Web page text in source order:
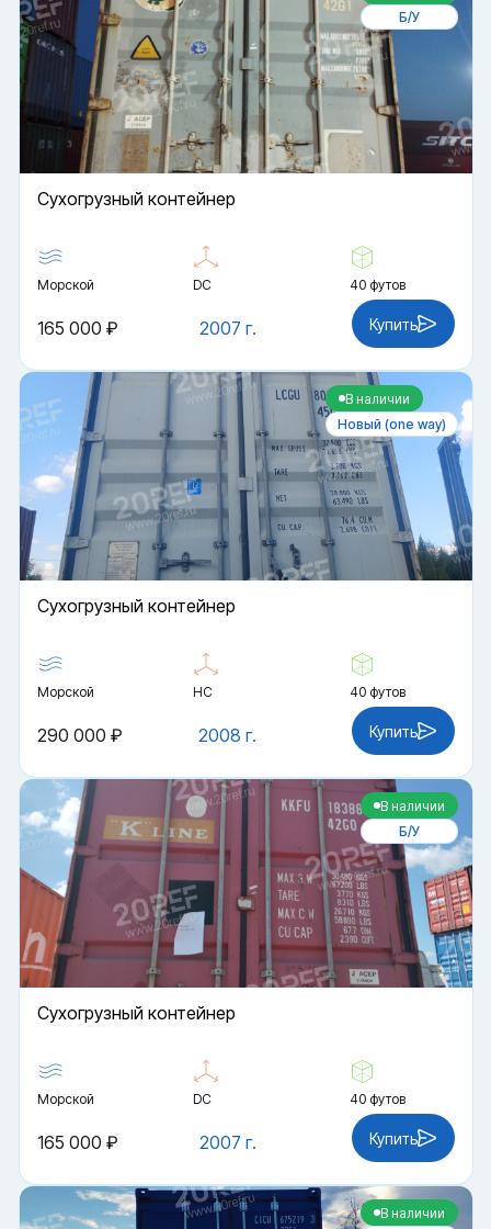
Б/У
Cухогрузный контейнер
Морской DC 40 футов
2007 г.
165 000 ₽ Купить
В наличии
Новый (one way)
Cухогрузный контейнер
Морской HC 40 футов
2008 г.
290 000 ₽ Купить
В наличии
Б/У
Cухогрузный контейнер
Морской DC 40 футов
2007 г.
165 000 ₽ Купить
В наличии